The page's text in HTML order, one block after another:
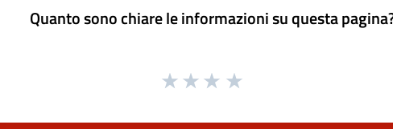
Quanto sono chiare le informazioni su questa